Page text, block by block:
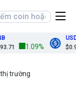
1.09%
USDC
trường